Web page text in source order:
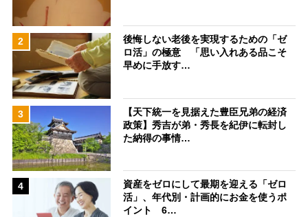
2
後悔しない老後を実現するための「ゼ
ロ活」の極意 「思い入れある品こそ
早めに手放す…
3
【天下統一を見据えた豊臣兄弟の経済
政策】秀吉が弟・秀長を紀伊に転封し
た納得の事情…
4
資産をゼロにして最期を迎える「ゼロ
活」、年代別・計画的にお金を使うポ
イント 6…